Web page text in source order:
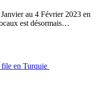
au 4 Février 2023 en
est désormais…
en Turquie